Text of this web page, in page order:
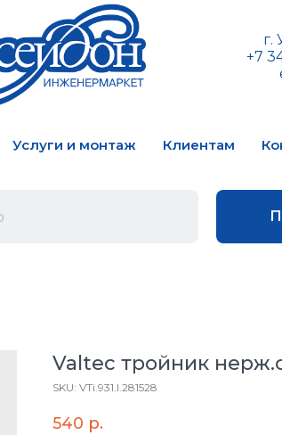
г.
+7
Услуги и монтаж Клиентам
Valtec тройник
SKU: VTi.931.I.281528
540 р.